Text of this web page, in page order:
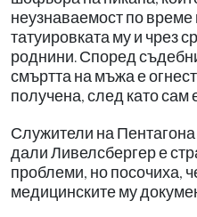
неузнаваемост по време
татуировката му и чрез
роднини. Според
смъртта на мъжа е
получена, след като сам
Служители на
дали Ливелсбергер е
проблеми, но посочиха,
медицинските му